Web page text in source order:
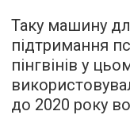
Таку машину
підтримання
пінгвінів у
до 2020 року